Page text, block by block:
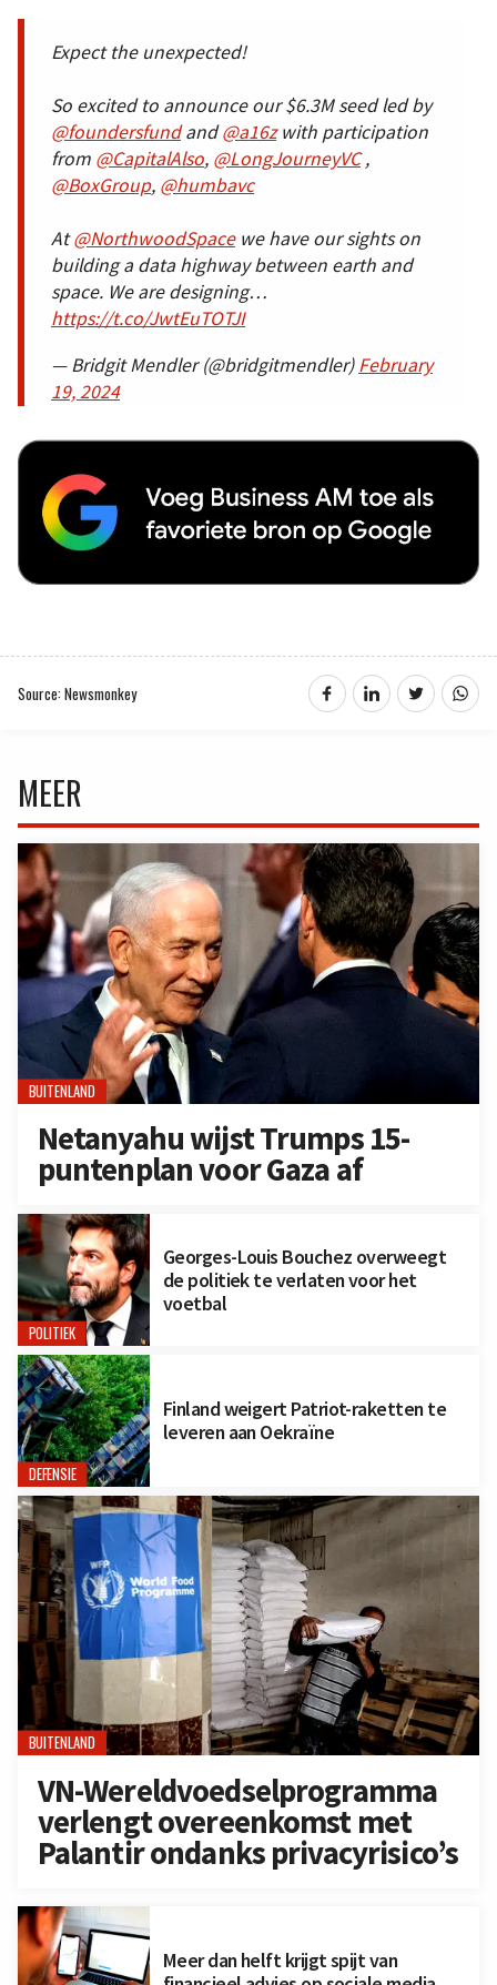
Expect the unexpected!
So excited to announce our $6.3M seed led by
@foundersfundand@a16zwith participation
from @CapitalAlso, @LongJourneyVC,
@BoxGroup, @humbavc
At@NorthwoodSpacewe have our sights on
building a data highway between earth and
space. We are designing…
https://t.co/JwtEuTOTJI
— Bridgit Mendler (@bridgitmendler)February
19, 2024
Source: Newsmonkey
MEER
BUITENLAND
Netanyahu wijst Trumps 15-
puntenplan voor Gaza af
POLITIEK
Georges-Louis Bouchez overweegt
de politiek te verlaten voor het
voetbal
DEFENSIE
Finland weigert Patriot-raketten te
leveren aan Oekraïne
BUITENLAND
VN-Wereldvoedselprogramma
verlengt overeenkomst met
Palantir ondanks privacyrisico’s
Meer dan helft krijgt spijt van